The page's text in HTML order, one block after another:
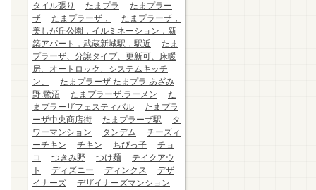
タイル張り
たまプラ
たまプラー
ザ
たまプラーザ，
たまプラーザ，
美しが丘公園，イルミネーション，新
築アパート，武蔵新城駅，駅近
たま
プラーザ、分譲タイプ、更新可、床暖
房、オートロック、システムキッチ
ン、
たまプラーザ.たまプラ.あざみ
野.鷺沼
たまプラーザ.ラーメン
た
まプラーザフェスティバル
たまプラ
ーザ中央商店街
たまプラーザ駅
タ
ワーマンション
タンデム
チーズィ
ーチキン
チキン ちびっ子
チョ
コ
つきみ野 つけ麺
テイクアウ
ト
ディズニー ディンクス
デザ
イナーズ
デザイナーズマンション